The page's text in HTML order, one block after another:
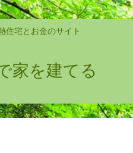
住宅とお金のサイト
家を建てる